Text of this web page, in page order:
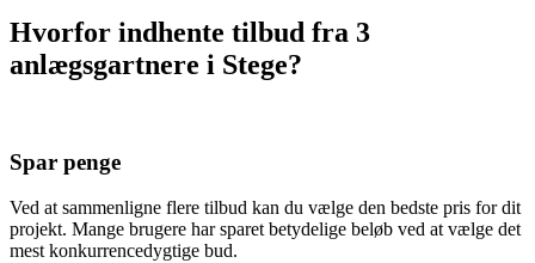
Hvorfor indhente tilbud fra 3
anlægsgartnere i Stege?
Spar penge
Ved at sammenligne flere tilbud kan du vælge den bedste pris for dit
projekt. Mange brugere har sparet betydelige beløb ved at vælge det
mest konkurrencedygtige bud.